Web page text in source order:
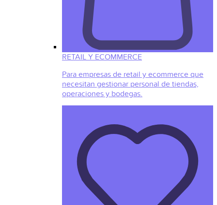
RETAIL Y ECOMMERCE
Para empresas de retail y ecommerce que
necesitan gestionar personal de tiendas,
operaciones y bodegas.